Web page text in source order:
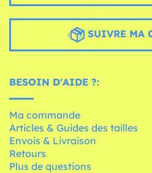
SUIVRE MA
BESOIN D'AIDE ?:
Ma commande
Articles & Guides des tailles
Envois & Livraison
Retours
Plus de questions